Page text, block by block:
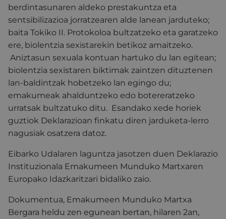
berdintasunaren aldeko prestakuntza eta
sentsibilizazioa jorratzearen alde lanean jarduteko;
baita Tokiko II. Protokoloa bultzatzeko eta garatzeko
ere, biolentzia sexistarekin betikoz amaitzeko.
Aniztasun sexuala kontuan hartuko du lan egitean;
biolentzia sexistaren biktimak zaintzen dituztenen
lan-baldintzak hobetzeko lan egingo du;
emakumeak ahalduntzeko edo botereratzeko
urratsak bultzatuko ditu. Esandako xede horiek
guztiok Deklarazioan finkatu diren jarduketa-lerro
nagusiak osatzera datoz.
Eibarko Udalaren laguntza jasotzen duen Deklarazio
Instituzionala Emakumeen Munduko Martxaren
Europako Idazkaritzari bidaliko zaio.
Dokumentua, Emakumeen Munduko Martxa
Bergara heldu zen egunean bertan, hilaren 2an,